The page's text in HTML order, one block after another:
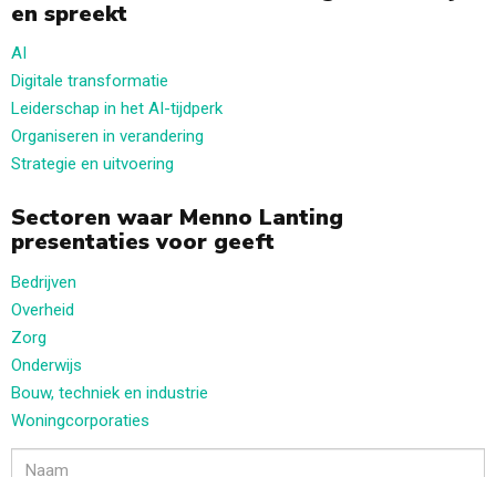
en spreekt
AI
Digitale transformatie
Leiderschap in het AI-tijdperk
Organiseren in verandering
Strategie en uitvoering
Sectoren waar Menno Lanting
presentaties voor geeft
Bedrijven
Overheid
Zorg
Onderwijs
Bouw, techniek en industrie
Woningcorporaties